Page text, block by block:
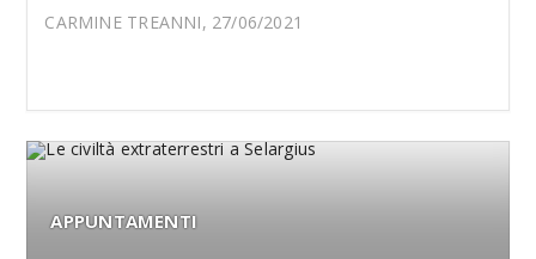
CARMINE TREANNI, 27/06/2021
APPUNTAMENTI